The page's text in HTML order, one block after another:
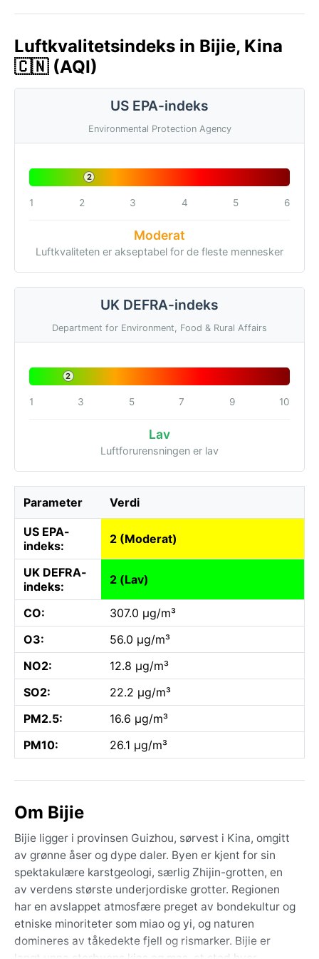
Luftkvalitetsindeks in Bijie, Kina
🇨🇳 (AQI)
US EPA-indeks
Environmental Protection Agency
2
1 2 3 4 5 6
Moderat
Luftkvaliteten er akseptabel for de fleste mennesker
UK DEFRA-indeks
Department for Environment, Food & Rural Affairs
2
1 3 5 7 9 10
Lav
Luftforurensningen er lav
Parameter Verdi
US EPA-
indeks:
2 (Moderat)
UK DEFRA-
indeks:
2 (Lav)
CO:
307.0 µg/m³
O3:
56.0 µg/m³
NO2:
12.8 µg/m³
SO2:
22.2 µg/m³
PM2.5:
16.6 µg/m³
PM10:
26.1 µg/m³
Om Bijie
Bijie ligger i provinsen Guizhou, sørvest i Kina, omgitt
av grønne åser og dype daler. Byen er kjent for sin
spektakulære karstgeologi, særlig Zhijin-grotten, en
av verdens største underjordiske grotter. Regionen
har en avslappet atmosfære preget av bondekultur og
etniske minoriteter som miao og yi, og naturen
domineres av tåkedekte fjell og rismarker. Bijie er